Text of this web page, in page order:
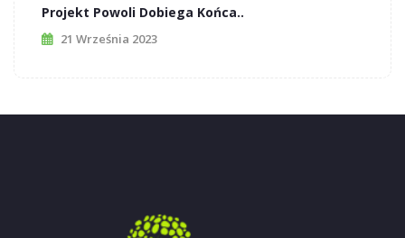
Projekt Powoli Dobiega Końca..
21 Września 2023